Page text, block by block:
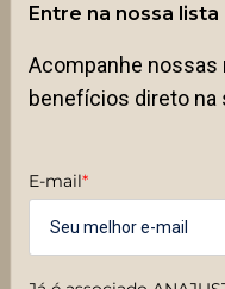
Entre na nossa lista
Acompanhe nossas
benefícios direto na
E-mail*